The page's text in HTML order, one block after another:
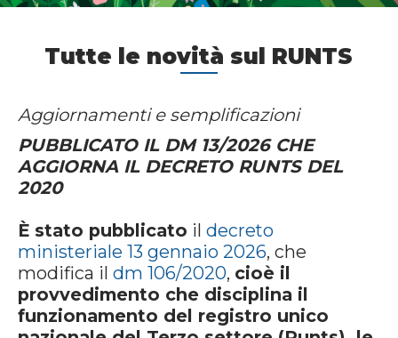
Tutte le novità sul RUNTS
Aggiornamenti e semplificazioni
PUBBLICATO IL DM 13/2026 CHE
AGGIORNA IL DECRETO RUNTS DEL
2020
È stato pubblicato il decreto
ministeriale 13 gennaio 2026, che
modifica il dm 106/2020, cioè il
provvedimento che disciplina il
funzionamento del registro unico